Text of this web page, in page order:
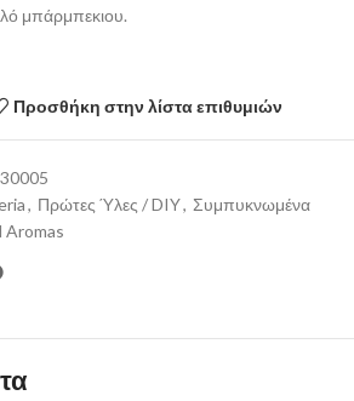
μπάρμπεκιου.
Προσθήκη στην λίστα επιθυμιών
, Πρώτες Ύλες / DIY, Συμπυκνωμένα